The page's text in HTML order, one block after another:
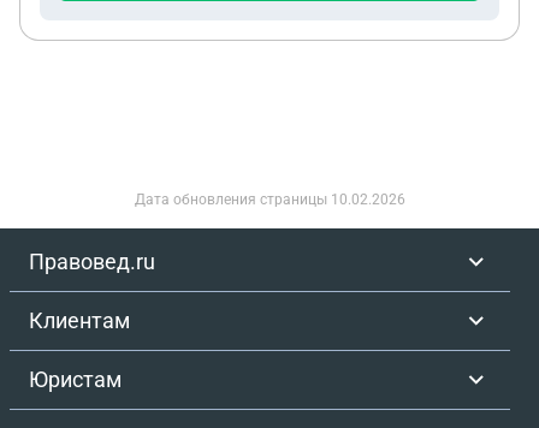
Дата обновления страницы 10.02.2026
Правовед.ru
Клиентам
Юристам